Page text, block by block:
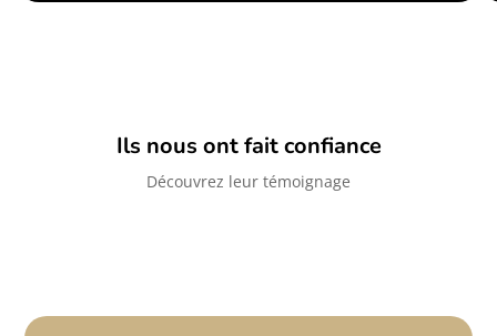
Ils nous ont fait confiance
Découvrez leur témoignage